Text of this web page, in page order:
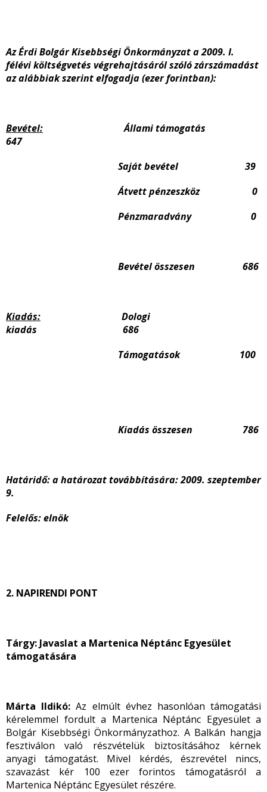
Az Érdi Bolgár Kisebbségi Önkormányzat a 2009. I.
félévi költségvetés végrehajtásáról szóló zárszámadást
az alábbiak szerint elfogadja (ezer forintban):
Bevétel: Állami támogatás
647
Saját bevétel 39
Átvett pénzeszköz 0
Pénzmaradvány 0
Bevétel összesen 686
Kiadás: Dologi
kiadás 686
Támogatások 100
Kiadás összesen 786
Határidő: a határozat továbbítására: 2009. szeptember
9.
Felelős: elnök
2. NAPIRENDI PONT
Tárgy: Javaslat a Martenica Néptánc Egyesület
támogatására
Márta Ildikó:Az elmúlt évhez hasonlóan támogatási
kérelemmel fordult a Martenica Néptánc Egyesület a
Bolgár Kisebbségi Önkormányzathoz. A Balkán hangja
fesztiválon való részvételük biztosításához kérnek
anyagi támogatást. Mivel kérdés, észrevétel nincs,
szavazást kér 100 ezer forintos támogatásról a
Martenica Néptánc Egyesület részére.